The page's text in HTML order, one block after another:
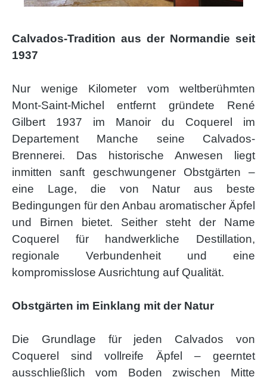
Calvados-Tradition aus der Normandie seit
1937
Nur wenige Kilometer vom weltberühmten
Mont-Saint-Michel entfernt gründete René
Gilbert 1937 im Manoir du Coquerel im
Departement Manche seine Calvados-
Brennerei. Das historische Anwesen liegt
inmitten sanft geschwungener Obstgärten –
eine Lage, die von Natur aus beste
Bedingungen für den Anbau aromatischer Äpfel
und Birnen bietet. Seither steht der Name
Coquerel für handwerkliche Destillation,
regionale Verbundenheit und eine
kompromisslose Ausrichtung auf Qualität.
Obstgärten im Einklang mit der Natur
Die Grundlage für jeden Calvados von
Coquerel sind vollreife Äpfel – geerntet
ausschließlich vom Boden zwischen Mitte